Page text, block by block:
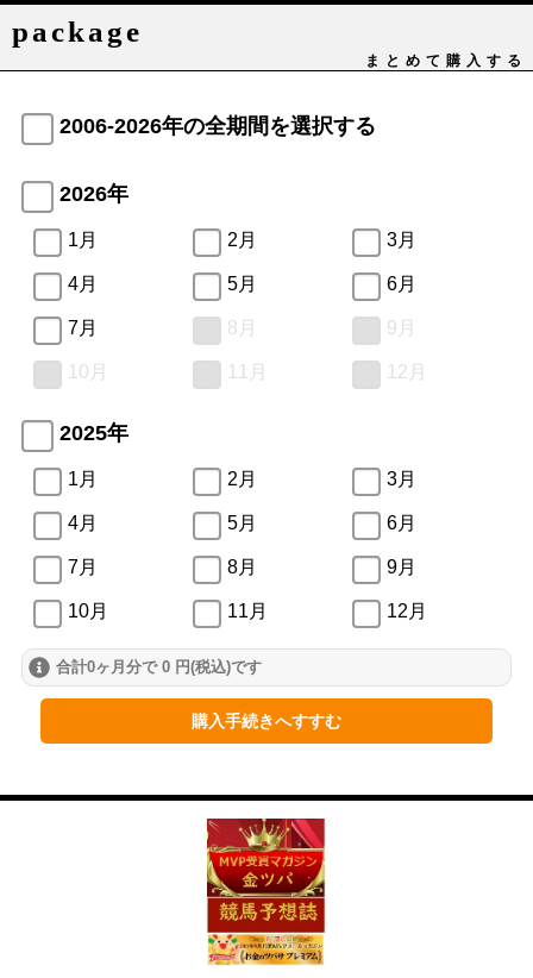
package
まとめて購入する
2006-2026年の全期間を選択する
2026年
1月 2月 3月
4月 5月 6月
7月 8月 9月
10月 11月 12月
2025年
1月 2月 3月
4月 5月 6月
7月 8月 9月
10月 11月 12月
2024年
2月
7月 8月 9月
11月
2月
合計0ヶ月分で 0 円(税込)です
購入手続きへすすむ